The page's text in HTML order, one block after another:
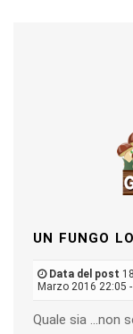
UN FUNGO
Data del post
Marzo 2016 22:05 -
Quale sia ...non